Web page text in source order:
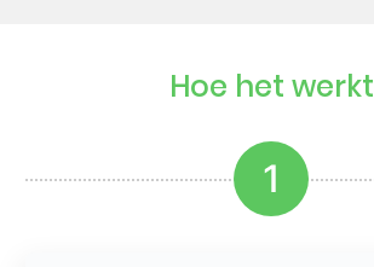
Hoe het werkt
1